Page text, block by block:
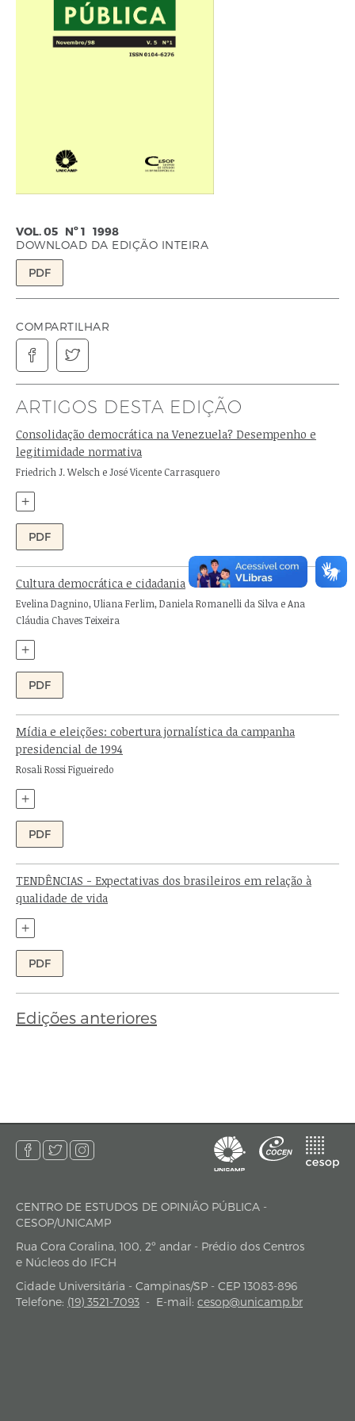
VOL. 05 Nº 1 1998
DOWNLOAD DA EDIÇÃO INTEIRA
PDF
COMPARTILHAR
 
ARTIGOS DESTA EDIÇÃO
Consolidação democrática na Venezuela? Desempenho e
legitimidade normativa
Autores:
Friedrich J. Welsch e José Vicente Carrasquero
+
PDF
Cultura democrática e cidadania
Autores:
Evelina Dagnino, Uliana Ferlim, Daniela Romanelli da Silva e Ana
Cláudia Chaves Teixeira
+
PDF
Mídia e eleições: cobertura jornalística da campanha
presidencial de 1994
Autor:
Rosali Rossi Figueiredo
+
PDF
TENDÊNCIAS - Expectativas dos brasileiros em relação à
qualidade de vida
Autores:
+
PDF
Edições anteriores
endereço
CENTRO DE ESTUDOS DE OPINIÃO PÚBLICA -
CESOP/UNICAMP
Rua Cora Coralina, 100, 2º andar - Prédio dos Centros
e Núcleos do IFCH
Cidade Universitária - Campinas/SP - CEP 13083-896
Telefone: (19) 3521-7093 - E-mail: cesop@unicamp.br